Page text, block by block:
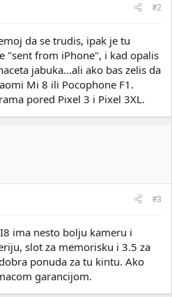
#2
da se trudis, ipak je tu
"sent from iPhone", i kad opalis
jabuka...ali ako bas zelis da
Mi 8 ili Pocophone F1.
pored Pixel 3 i Pixel 3XL.
#3
ima nesto bolju kameru i
slot za memorisku i 3.5 za
ponuda za tu kintu. Ako
garancijom.